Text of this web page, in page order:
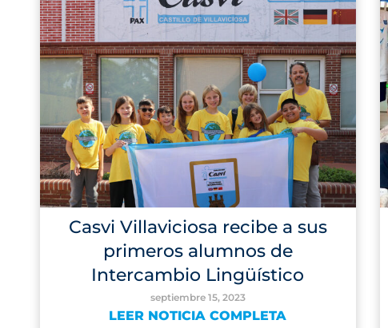
Casvi Villaviciosa recibe a sus
primeros alumnos de
Intercambio Lingüístico
septiembre 15, 2023
LEER NOTICIA COMPLETA